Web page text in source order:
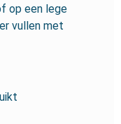
op een lege
vullen met